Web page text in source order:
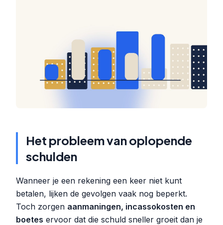
Het probleem van oplopende
schulden
Wanneer je een rekening een keer niet kunt
betalen, lijken de gevolgen vaak nog beperkt.
Toch zorgen aanmaningen, incassokosten en
boetes ervoor dat die schuld sneller groeit dan je